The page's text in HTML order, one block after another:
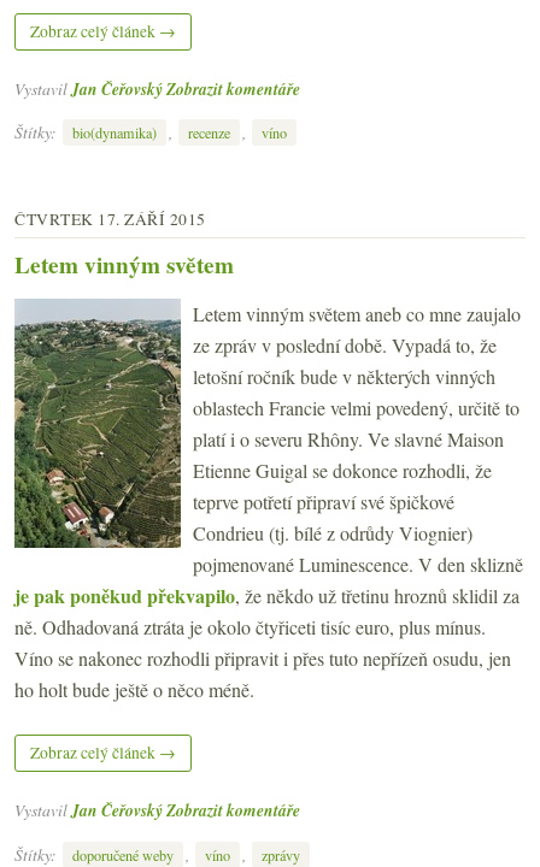
Zobraz celý článek →
VystavilJan ČeřovskýZobrazit komentáře
Štítky:
bio(dynamika) , recenze , víno
ČTVRTEK 17. ZÁŘÍ 2015
Letem vinným světem
Letem vinným světem aneb co mne zaujalo
ze zpráv v poslední době. Vypadá to, že
letošní ročník bude v některých vinných
oblastech Francie velmi povedený, určitě to
platí i o severu Rhôny. Ve slavné Maison
Etienne Guigal se dokonce rozhodli, že
teprve potřetí připraví své špičkové
Condrieu (tj. bílé z odrůdy Viognier)
pojmenované Luminescence. V den sklizně
je pak poněkud překvapilo, že někdo už třetinu hroznů sklidil za
ně. Odhadovaná ztráta je okolo čtyřiceti tisíc euro, plus mínus.
Víno se nakonec rozhodli připravit i přes tuto nepřízeň osudu, jen
ho holt bude ještě o něco méně.
Zobraz celý článek →
VystavilJan ČeřovskýZobrazit komentáře
Štítky:
doporučené weby , víno , zprávy